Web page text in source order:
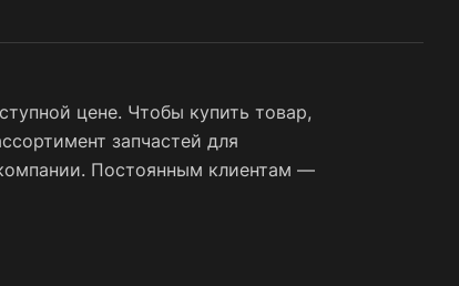
цене. Чтобы купить товар,
запчастей для
Постоянным клиентам —